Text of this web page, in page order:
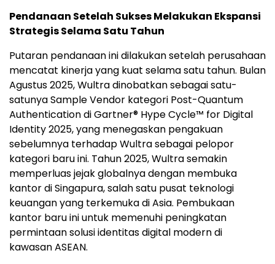
Pendanaan Setelah Sukses Melakukan Ekspansi
Strategis Selama Satu Tahun
Putaran pendanaan ini dilakukan setelah perusahaan
mencatat kinerja yang kuat selama satu tahun. Bulan
Agustus 2025, Wultra dinobatkan sebagai satu-
satunya Sample Vendor kategori Post-Quantum
Authentication di Gartner® Hype Cycle™ for Digital
Identity 2025, yang menegaskan pengakuan
sebelumnya terhadap Wultra sebagai pelopor
kategori baru ini. Tahun 2025, Wultra semakin
memperluas jejak globalnya dengan membuka
kantor di Singapura, salah satu pusat teknologi
keuangan yang terkemuka di Asia. Pembukaan
kantor baru ini untuk memenuhi peningkatan
permintaan solusi identitas digital modern di
kawasan ASEAN.